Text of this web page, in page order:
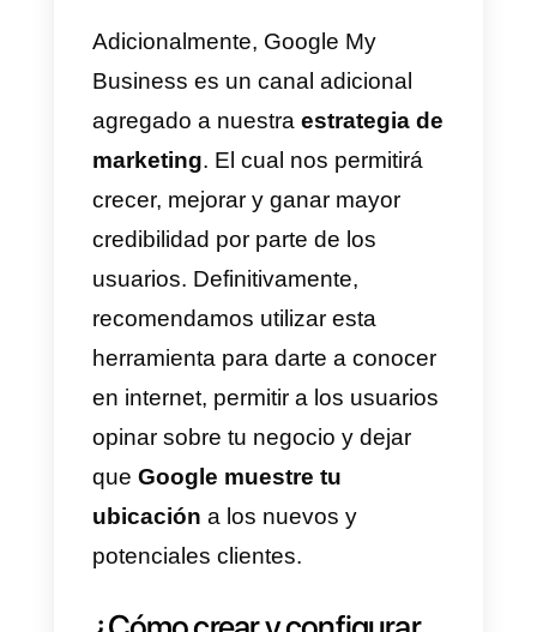
funcionalidades muy
para las empresas.
¿Debería utilizar Google
My Business en mi
negocio?
Google My Business es una
herramienta esencial para las
empresas. Esto se debe a que
este servicio nos expone en un
canal muy usado
usuarios. Nos da la posibilidad